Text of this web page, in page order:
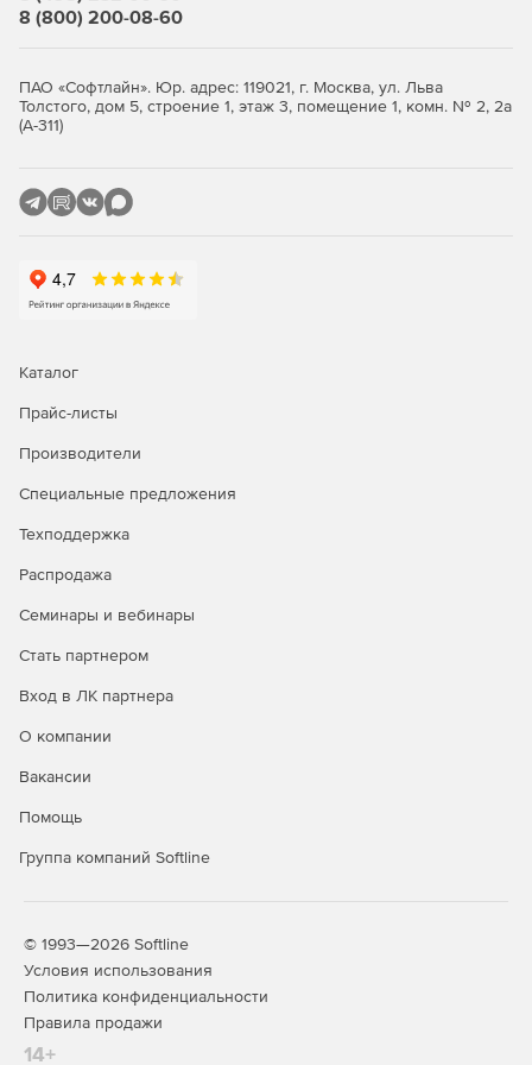
8 (800) 200-08-60
ПАО «Софтлайн». Юр. адрес: 119021, г. Москва, ул. Льва
Толстого, дом 5, строение 1, этаж 3, помещение 1, комн. № 2, 2а
(А-311)
Каталог
Прайс-листы
Производители
Специальные предложения
Техподдержка
Распродажа
Семинары и вебинары
Стать партнером
Вход в ЛК партнера
О компании
Вакансии
Помощь
Группа компаний Softline
© 1993—2026 Softline
Условия использования
Политика конфиденциальности
Правила продажи
14+